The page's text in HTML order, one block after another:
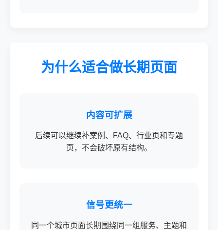
为什么适合做长期页面
内容可扩展
后续可以继续补案例、FAQ、行业页和专题
页，不会破坏原有结构。
信号更统一
同一个城市页面长期围绕同一组服务、主题和